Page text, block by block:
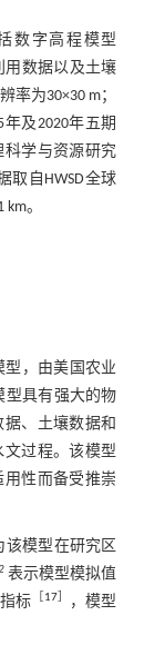
数字高程模型
用数据以及土壤
率为30×30 m；
及2020年五期
学与资源研究
取自HWSD全球
。
型，由美国农业
型具有强大的物
、土壤数据和
过程。该模型
性而备受推崇
该模型在研究区
表示模型模拟值
标
17］
，模型